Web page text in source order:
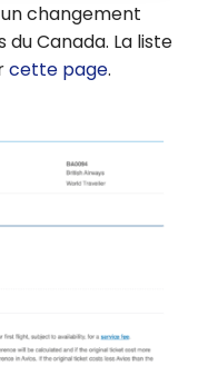
changement
Canada. La liste
cette page.